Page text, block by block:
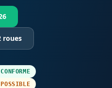
roues